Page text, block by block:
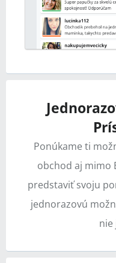
Ponúkame ti
obchod aj mimo
predstaviť svoju
jednorazovú
nie